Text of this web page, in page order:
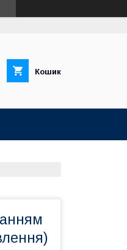
Кошик